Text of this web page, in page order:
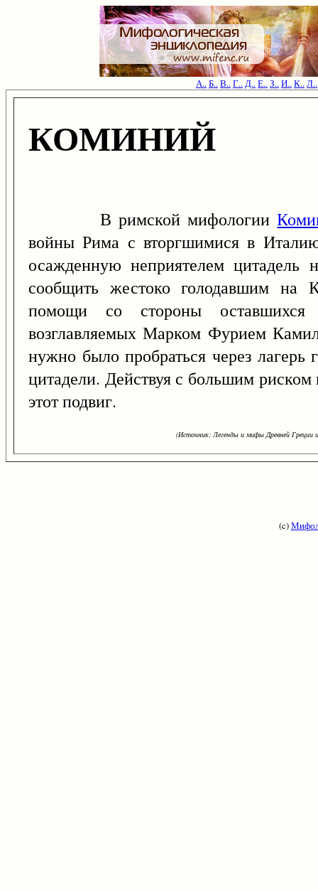
А..Б..В..Г..Д..Е..З..И..К..Л..
КОМИНИЙ
В римской мифологии
войны Рима с вторгшимися в
осажденную неприятелем цитадель
сообщить жестоко голодавшим на
помощи со стороны
возглавляемых Марком Фурием
нужно было пробраться через лагерь
цитадели. Действуя с большим
этот подвиг.
(Источник: Легенды и мифы Древней
(c)